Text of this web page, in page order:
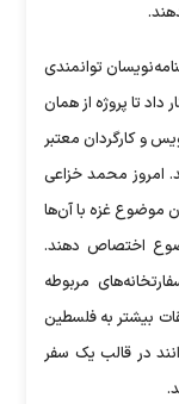
توانمندی
تا پروژه از همان
و کارگردان معتبر
امروز محمد خزاعی
موضوع غزه با آن‌ها
اختصاص دهند.
مربوطه
بیشتر به فلسطین
در قالب یک سفر